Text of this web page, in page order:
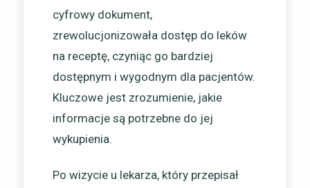
cyfrowy dokument,
zrewolucjonizowała dostęp do leków
na receptę, czyniąc go bardziej
dostępnym i wygodnym dla pacjentów.
Kluczowe jest zrozumienie, jakie
informacje są potrzebne do jej
wykupienia.
Po wizycie u lekarza, który przepisał